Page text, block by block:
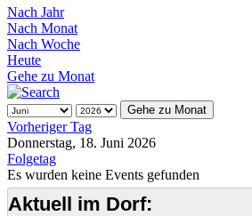
Nach Jahr
Nach Monat
Nach Woche
Heute
Gehe zu Monat
Gehe zu Monat
Vorheriger Tag
Donnerstag, 18. Juni 2026
Folgetag
Es wurden keine Events gefunden
Aktuell im Dorf: